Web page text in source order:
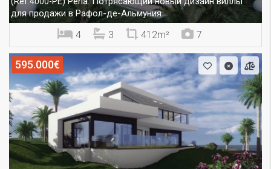
для продажи в Рафол-де-Альмуния
4 3 412m² 7
595.000€